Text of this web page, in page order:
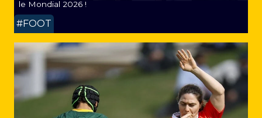
le Mondial 2026 !
#FOOT